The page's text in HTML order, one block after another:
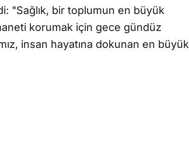
"Sağlık, bir toplumun en büyük
korumak için gece gündüz
insan hayatına dokunan en büyük